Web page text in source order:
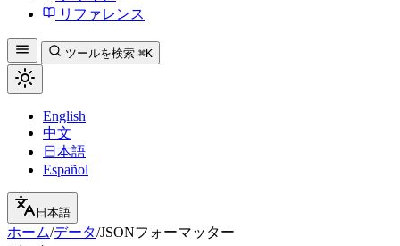
リファレンス
ツールを検索 ⌘K
English
中文
日本語
Español
日本語
ホーム/データ/JSONフォーマッター